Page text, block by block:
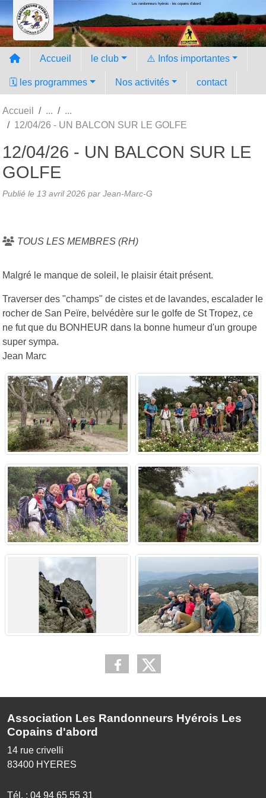
Les randonneurs hyèrois - les copains d'abord
Accueil le club ⚠️ Infos importantes
🗓️ les programmes Nos activités contact
Accueil
12/04/26 - UN BALCON SUR LE GOLFE
12/04/26 - UN BALCON SUR LE
GOLFE
Publié le 13 avril 2026 par Jean-Marc-G
TOUS LES MEMBRES (RH)
Malgré le manque de soleil, le plaisir était présent.
Traverser des "champs" de cistes et de lavandes, escalader le
rocher de San Peïre, belvédère sur le golfe de St Tropez, ce
ne fut que du BONHEUR dans la bonne humeur d'un groupe
super sympa.
Jean Marc
Association Les Randonneurs Hyérois Les
Copains d'abord
14 rue crivelli
83400 HYERES
Tél. : 04 94 65 55 31
Panneau de gestion des cookies